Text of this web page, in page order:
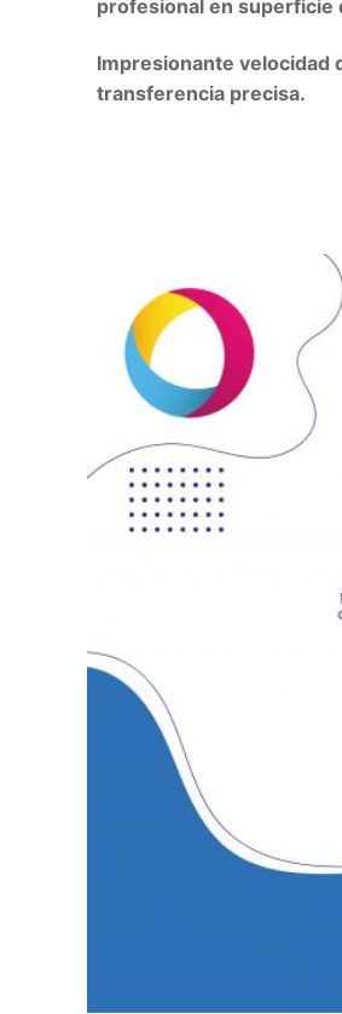
profesional en superficie
Impresionante velocidad
transferencia precisa.